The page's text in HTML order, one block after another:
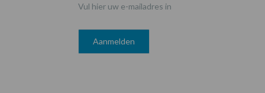
Vul hier uw e-mailadres in